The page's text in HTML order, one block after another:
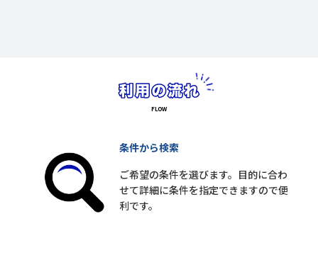
条件から検索
ご希望の条件を選びます。目的に合わ
せて詳細に条件を指定できますので便
利です。